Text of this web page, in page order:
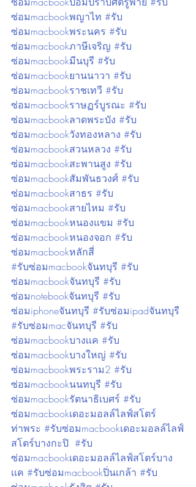
ซ่อมmacbookพญาไท #รับ
ซ่อมmacbookพระนคร #รับ
ซ่อมmacbookภาษีเจริญ #รับ
ซ่อมmacbookมีนบุรี #รับ
ซ่อมmacbookยานนาวา #รับ
ซ่อมmacbookราชเทวี #รับ
ซ่อมmacbookราษฏร์บูรณะ #รับ
ซ่อมmacbookลาดพระบัง #รับ
ซ่อมmacbookวังทองหลาง #รับ
ซ่อมmacbookสวนหลวง #รับ
ซ่อมmacbookสะพานสูง #รับ
ซ่อมmacbookสัมพันธวงศ์ #รับ
ซ่อมmacbookสาธร #รับ
ซ่อมmacbookสายไหม #รับ
ซ่อมmacbookหนองแขม #รับ
ซ่อมmacbookหนองจอก #รับ
ซ่อมmacbookหลักสี่
#รับซ่อมmacbookจันทบุรี #รับ
ซ่อมmacbookจันทบุรี #รับ
ซ่อมnotebookจันทบุรี #รับ
ซ่อมiphoneจันทบุรี #รับซ่อมipadจันทบุรี
#รับซ่อมmacจันทบุรี #รับ
ซ่อมmacbookบางเเค #รับ
ซ่อมmacbookบางใหญ่ #รับ
ซ่อมmacbookพระราม2 #รับ
ซ่อมmacbookนนทบุรี #รับ
ซ่อมmacbookรัตนาธิเบศร์ #รับ
ซ่อมmacbookเดอะมอลล์ไลฟ์สโตร์
ท่าพระ #รับซ่อมmacbookเดอะมอลล์ไลฟ์
สโตร์บางกะปิ  #รับ
ซ่อมmacbookเดอะมอลล์ไลฟ์สโตร์บาง
เเค #รับซ่อมmacbookปิ่นเกล้า #รับ